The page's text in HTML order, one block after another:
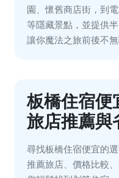
園、懷舊商店街，到
等隱藏景點，並提供
讓你魔法之旅前後不無
板橋住宿便
旅店推薦與
尋找板橋住宿便宜的
推薦旅店、價格比較